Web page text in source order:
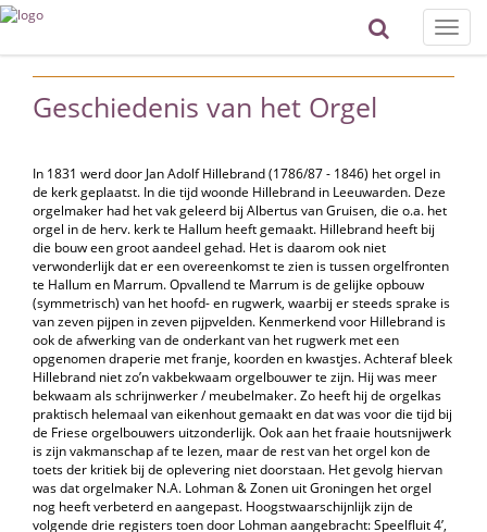
Toggle
Geschiedenis van het Orgel
In 1831 werd door Jan Adolf Hillebrand (1786/87 - 1846) het orgel in
de kerk geplaatst. In die tijd woonde Hillebrand in Leeuwarden. Deze
orgelmaker had het vak geleerd bij Albertus van Gruisen, die o.a. het
orgel in de herv. kerk te Hallum heeft gemaakt. Hillebrand heeft bij
die bouw een groot aandeel gehad. Het is daarom ook niet
verwonderlijk dat er een overeenkomst te zien is tussen orgelfronten
te Hallum en Marrum. Opvallend te Marrum is de gelijke opbouw
(symmetrisch) van het hoofd- en rugwerk, waarbij er steeds sprake is
van zeven pijpen in zeven pijpvelden. Kenmerkend voor Hillebrand is
ook de afwerking van de onderkant van het rugwerk met een
opgenomen draperie met franje, koorden en kwastjes. Achteraf bleek
Hillebrand niet zo’n vakbekwaam orgelbouwer te zijn. Hij was meer
bekwaam als schrijnwerker / meubelmaker. Zo heeft hij de orgelkas
praktisch helemaal van eikenhout gemaakt en dat was voor die tijd bij
de Friese orgelbouwers uitzonderlijk. Ook aan het fraaie houtsnijwerk
is zijn vakmanschap af te lezen, maar de rest van het orgel kon de
toets der kritiek bij de oplevering niet doorstaan. Het gevolg hiervan
was dat orgelmaker N.A. Lohman & Zonen uit Groningen het orgel
nog heeft verbeterd en aangepast. Hoogstwaarschijnlijk zijn de
volgende drie registers toen door Lohman aangebracht: Speelfluit 4’,